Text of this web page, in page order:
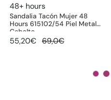
48+ hours
Sandalia Tacón Mujer 48
Hours 615102/54 Piel Metal
Cobalto
55,20€ 69,0€